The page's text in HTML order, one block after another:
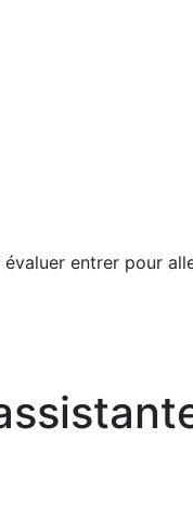
entrer pour